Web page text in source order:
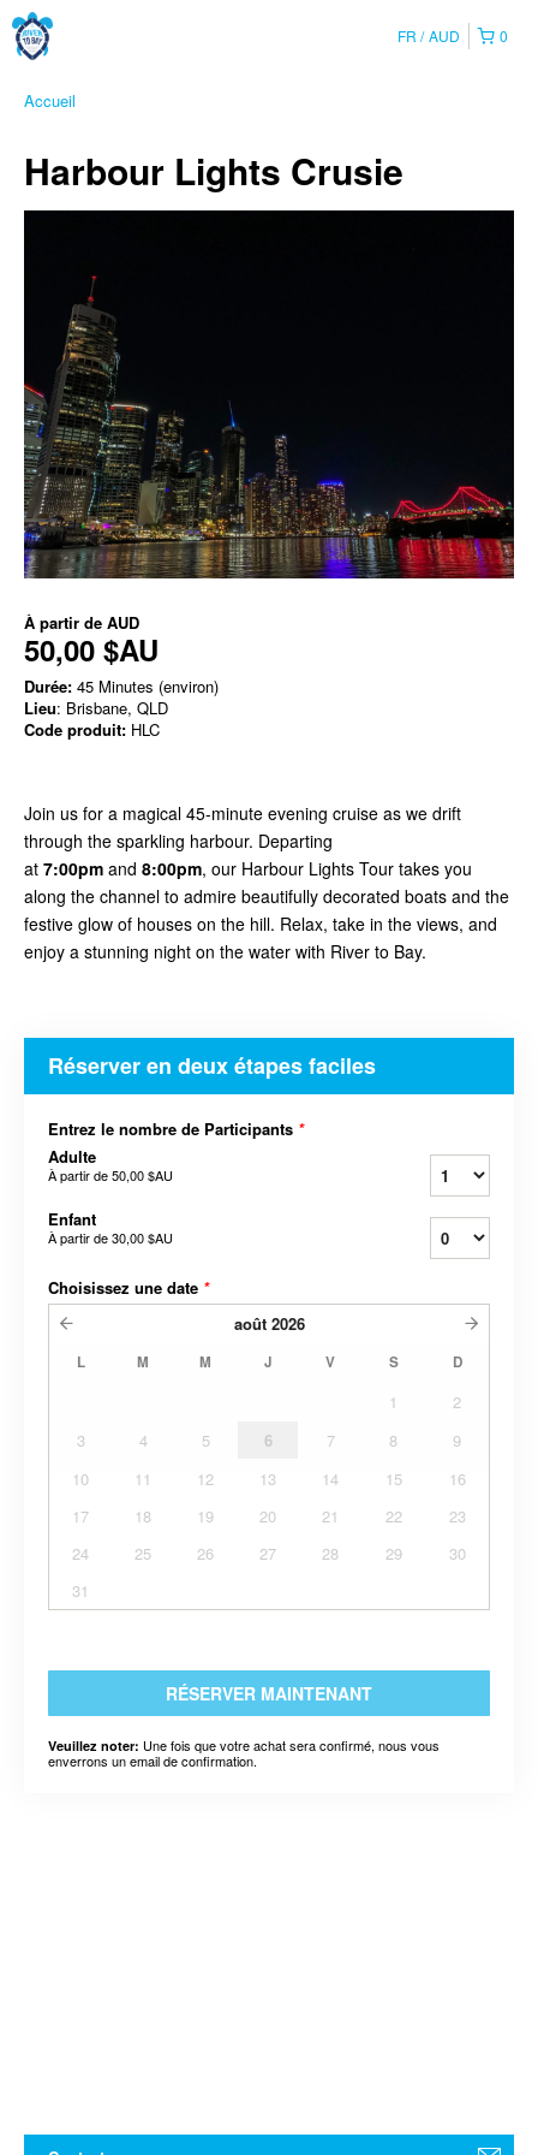
0
FR AUD
Accueil
Harbour Lights Crusie
À partir de AUD
50,00 $AU
Durée: 45 Minutes (environ)
Lieu: Brisbane, QLD
Code produit: HLC
Join us for a magical 45-minute evening cruise as we drift
through the sparkling harbour. Departing
at 7:00pm and 8:00pm, our Harbour Lights Tour takes you
along the channel to admire beautifully decorated boats and the
festive glow of houses on the hill. Relax, take in the views, and
enjoy a stunning night on the water with River to Bay.
Réserver en deux étapes faciles
Entrez le nombre de Participants *
Adulte
À partir de50,00 $AU
Enfant
À partir de30,00 $AU
Choisissez une date *
août 2026
L M M J V S D
1
2
3
4 5 6 7 8
9
10
11 12 13 14 15
16
17
18 19 20 21 22
23
24
25 26 27 28 29
30
31
RÉSERVER MAINTENANT
Veuillez noter: Une fois que votre achat sera confirmé, nous vous
enverrons un email de confirmation.